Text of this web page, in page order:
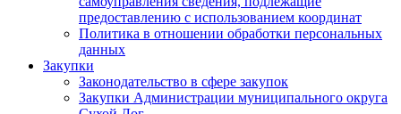
предоставлению с использованием координат
Политика в отношении обработки персональных
данных
Закупки
Законодательство в сфере закупок
Закупки Администрации муниципального округа